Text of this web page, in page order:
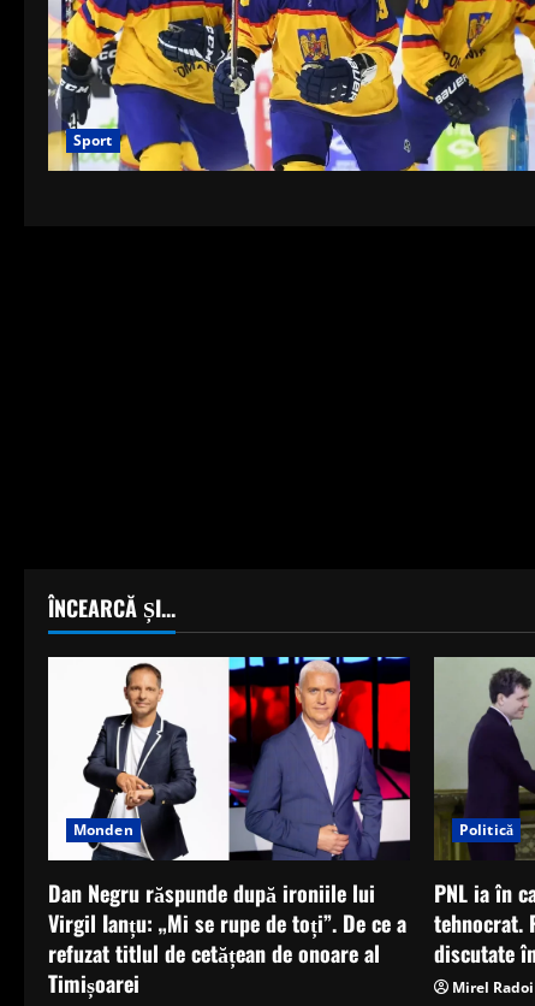
Sport
ÎNCEARCĂ ȘI...
Monden
Dan Negru răspunde după ironiile lui
Virgil Ianțu: „Mi se rupe de toți”. De ce a
refuzat titlul de cetățean de onoare al
Timișoarei
Politică
PNL ia în
tehnocrat.
discutate
Mirel Radoi